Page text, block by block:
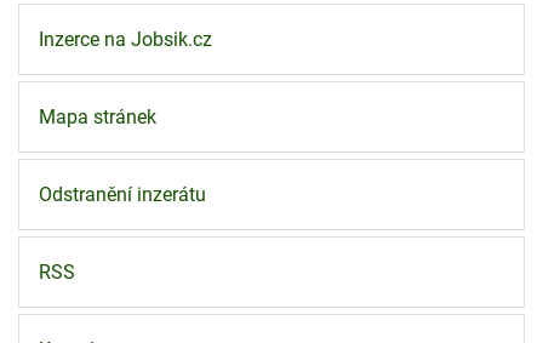
Inzerce na Jobsik.cz
Mapa stránek
Odstranění inzerátu
RSS